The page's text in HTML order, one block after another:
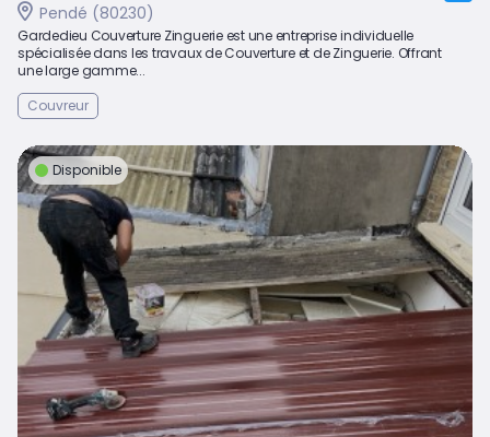
Pendé (80230)
Gardedieu Couverture Zinguerie est une entreprise individuelle
spécialisée dans les travaux de Couverture et de Zinguerie. Offrant
une large gamme...
Couvreur
Disponible